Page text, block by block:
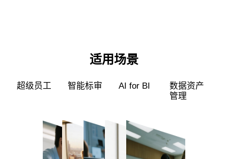
适用场景
超级员工 智能标审 AI for BI
数据资产
管理